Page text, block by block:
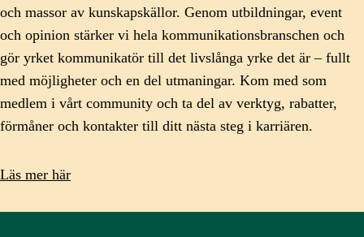
och massor av kunskapskällor. Genom utbildningar, event
och opinion stärker vi hela kommunikationsbranschen och
gör yrket kommunikatör till det livslånga yrke det är – fullt
med möjligheter och en del utmaningar. Kom med som
medlem i vårt community och ta del av verktyg, rabatter,
förmåner och kontakter till ditt nästa steg i karriären.
Läs mer här